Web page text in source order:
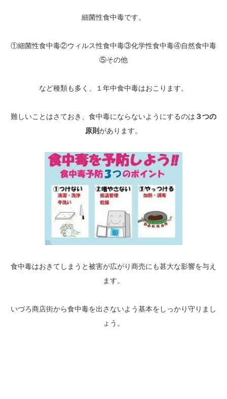
細菌性食中毒です。
①細菌性食中毒②ウィルス性食中毒③化学性食中毒④自然食中毒
⑤その他
など種類も多く、１年中食中毒はおこります。
難しいことはさておき、食中毒にならないようにするのは ３つの
原則があります。
食中毒はおきてしまうと被害が広がり商売にも甚大な影響を与え
ます。
いづろ商店街から食中毒を出さないよう基本をしっかり守りまし
ょう。